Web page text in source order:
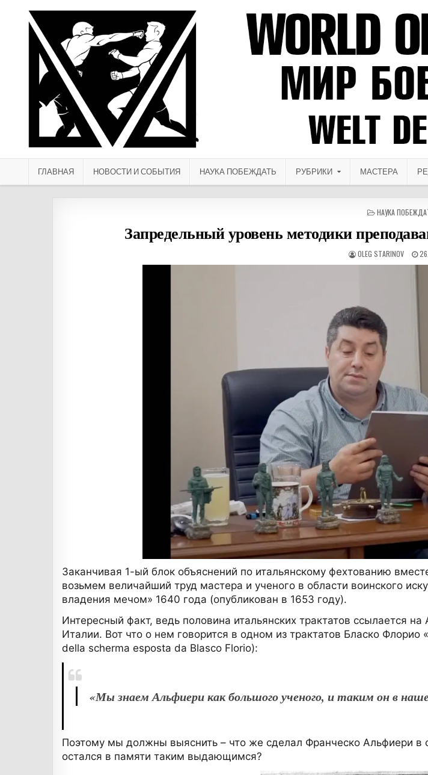
ГЛАВНАЯ НОВОСТИ И СОБЫТИЯ НАУКА ПОБЕЖДАТЬ РУБРИКИ МАСТЕРА
ОПУБЛИКОВАНО
НАУКА
Запредельный уровень методики
АВТОР:
OLEG STARINOV
Заканчивая 1-ый блок объяснений по итальянскому фехтованию
возьмем величайший труд мастера и ученого в области воинского
владения мечом» 1640 года (опубликован в 1653 году).
Интересный факт, ведь половина итальянских трактатов ссылается
Италии. Вот что о нем говорится в одном из трактатов Бласко
della scherma esposta da Blasco Florio):
«Мы знаем Альфиери как большого ученого, и таким он в
Поэтому мы должны выяснить – что же сделал Франческо Альфиери в
остался в памяти таким выдающимся?